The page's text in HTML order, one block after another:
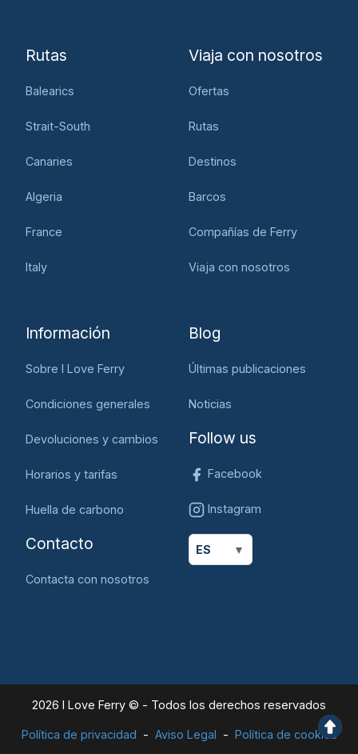
Rutas
Balearics
Strait-South
Canaries
Algeria
France
Italy
Viaja con nosotros
Ofertas
Rutas
Destinos
Barcos
Compañías de Ferry
Viaja con nosotros
Información
Sobre I Love Ferry
Condiciones generales
Devoluciones y cambios
Horarios y tarifas
Huella de carbono
Contacto
Contacta con nosotros
Blog
Últimas publicaciones
Noticias
Follow us
Facebook
Instagram
ES
2026 I Love Ferry © - Todos los derechos reservados
Política de privacidad Aviso Legal Política de cookies